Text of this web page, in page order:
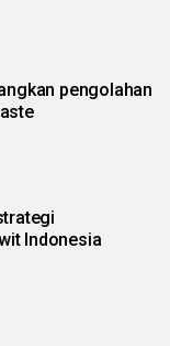
pengolahan
Indonesia